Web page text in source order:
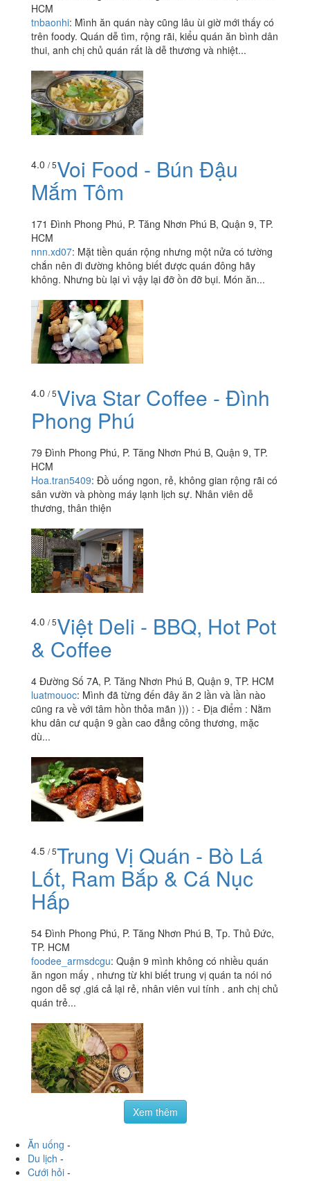
HCM
tnbaonhi: Mình ăn quán này cũng lâu ùi giờ mới thấy có
trên foody. Quán dễ tìm, rộng rãi, kiểu quán ăn bình dân
thui, anh chị chủ quán rất là dễ thương và nhiệt...
4.0 / 5Voi Food - Bún Đậu
Mắm Tôm
171 Đình Phong Phú, P. Tăng Nhơn Phú B, Quận 9, TP.
HCM
nnn.xd07: Mặt tiền quán rộng nhưng một nửa có tường
chắn nên đi đường không biết được quán đông hãy
không. Nhưng bù lại vì vậy lại đỡ ồn đỡ bụi. Món ăn...
4.0 / 5Viva Star Coffee - Đình
Phong Phú
79 Đình Phong Phú, P. Tăng Nhơn Phú B, Quận 9, TP.
HCM
Hoa.tran5409: Đồ uống ngon, rẻ, không gian rộng rãi có
sân vườn và phòng máy lạnh lịch sự. Nhân viên dễ
thương, thân thiện
4.0 / 5Việt Deli - BBQ, Hot Pot
& Coffee
4 Đường Số 7A, P. Tăng Nhơn Phú B, Quận 9, TP. HCM
luatmouoc: Mình đã từng đến đây ăn 2 lần và lần nào
cũng ra về với tâm hồn thỏa mãn ))) : - Địa điểm : Nằm
khu dân cư quận 9 gần cao đẳng công thương, mặc
dù...
4.5 / 5Trung Vị Quán - Bò Lá
Lốt, Ram Bắp & Cá Nục
Hấp
54 Đình Phong Phú, P. Tăng Nhơn Phú B, Tp. Thủ Đức,
TP. HCM
foodee_armsdcgu: Quận 9 mình không có nhiều quán
ăn ngon mấy , nhưng từ khi biết trung vị quán ta nói nó
ngon dễ sợ ,giá cả lại rẻ, nhân viên vui tính . anh chị chủ
quán trẻ...
Xem thêm
Ăn uống -
Du lịch -
Cưới hỏi -